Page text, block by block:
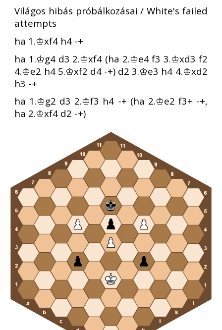
Világos hibás próbálkozásai / White's failed
attempts
ha 1.♔xf4 h4 -+
ha 1.♔g4 d3 2.♔xf4 (ha 2.♔e4 f3 3.♔xd3 f2
4.♔e2 h4 5.♔xf2 d4 -+) d2 3.♔e3 h4 4.♔xd2
h3 -+
ha 1.♔g2 d3 2.♔f3 h4 -+ (ha 2.♔e2 f3+ -+,
ha 2.♔xf4 d2 -+)